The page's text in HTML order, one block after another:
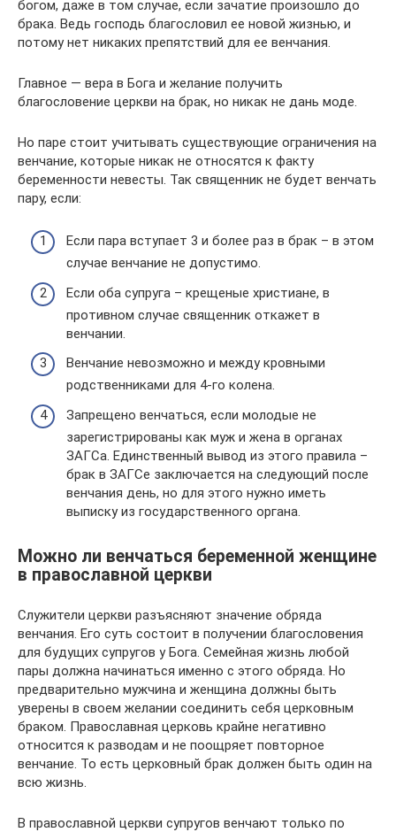
богом, даже в том случае, если зачатие произошло до
брака. Ведь господь благословил ее новой жизнью, и
потому нет никаких препятствий для ее венчания.
Главное — вера в Бога и желание получить
благословение церкви на брак, но никак не дань моде.
Но паре стоит учитывать существующие ограничения на
венчание, которые никак не относятся к факту
беременности невесты. Так священник не будет венчать
пару, если:
Если пара вступает 3 и более раз в брак – в этом
случае венчание не допустимо.
Если оба супруга – крещеные христиане, в
противном случае священник откажет в
венчании.
Венчание невозможно и между кровными
родственниками для 4-го колена.
Запрещено венчаться, если молодые не
зарегистрированы как муж и жена в органах
ЗАГСа. Единственный вывод из этого правила –
брак в ЗАГСе заключается на следующий после
венчания день, но для этого нужно иметь
выписку из государственного органа.
Можно ли венчаться беременной женщине
в православной церкви
Служители церкви разъясняют значение обряда
венчания. Его суть состоит в получении благословения
для будущих супругов у Бога. Семейная жизнь любой
пары должна начинаться именно с этого обряда. Но
предварительно мужчина и женщина должны быть
уверены в своем желании соединить себя церковным
браком. Православная церковь крайне негативно
относится к разводам и не поощряет повторное
венчание. То есть церковный брак должен быть один на
всю жизнь.
В православной церкви супругов венчают только по